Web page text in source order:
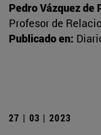
Pedro Vázquez de
Profesor de
Publicado en:
27 | 03 | 2023